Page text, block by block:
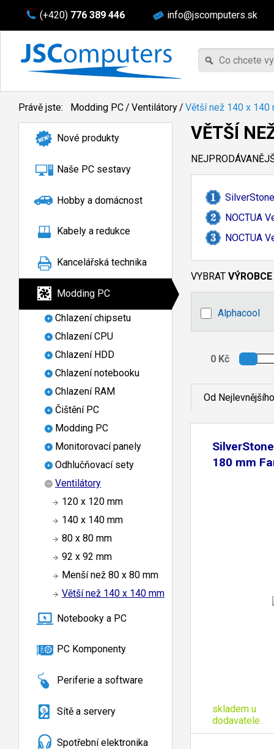
(+420) 776 389 446 info@jscomputers.sk
Právě jste: Modding PC/ Ventilátory/ Větší než 140 x 140
Nové produkty
Naše PC sestavy
Hobby a domácnost
Kabely a redukce
Kancelářská technika
Modding PC
Chlazení chipsetu
Chlazení CPU
Chlazení HDD
Chlazení notebooku
Chlazení RAM
Čištění PC
Modding PC
Monitorovací panely
Odhlučňovací sety
Ventilátory
120 x 120 mm
140 x 140 mm
80 x 80 mm
92 x 92 mm
Menší než 80 x 80 mm
Větší než 140 x 140 mm
Notebooky a PC
PC Komponenty
Periferie a software
Sítě a servery
Spotřební elektronika
VĚTŠÍ
NOCTUA
NOCTUA
VYBRAT VÝROBCE
Alphacool
Od Nejlevnějšího
180 mm
skladem u
dodavatele